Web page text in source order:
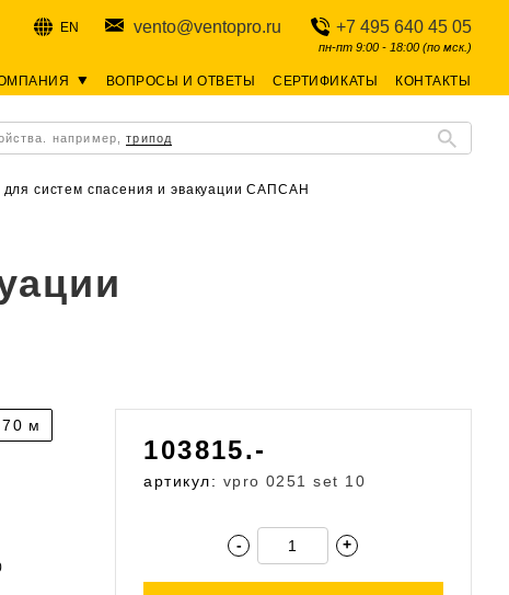
ВОПРОСЫ И ОТВЕТЫ СЕРТИФИКАТЫ КОНТАКТЫ
EN vento@ventopro.ru +7 495 640 45 05
пн-пт 9:00 - 18:00 (по мск.)
например,трипод
систем спасения и эвакуации САПСАН
70 м
103815.-
артикул: vpro 0251 set 10
- +